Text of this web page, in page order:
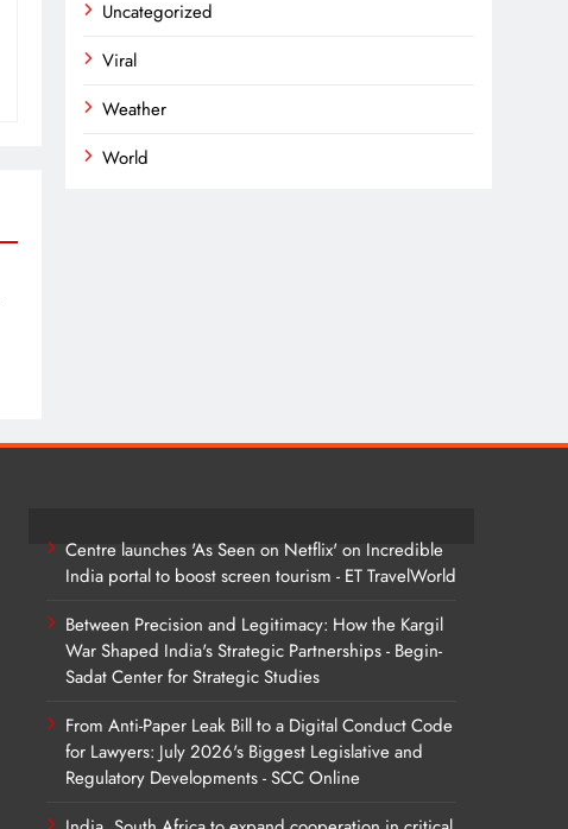
Uncategorized
Viral
Weather
World
Centre launches 'As Seen on Netflix' on Incredible
India portal to boost screen tourism - ET TravelWorld
Between Precision and Legitimacy: How the Kargil
War Shaped India's Strategic Partnerships - Begin-
Sadat Center for Strategic Studies
From Anti-Paper Leak Bill to a Digital Conduct Code
for Lawyers: July 2026's Biggest Legislative and
Regulatory Developments - SCC Online